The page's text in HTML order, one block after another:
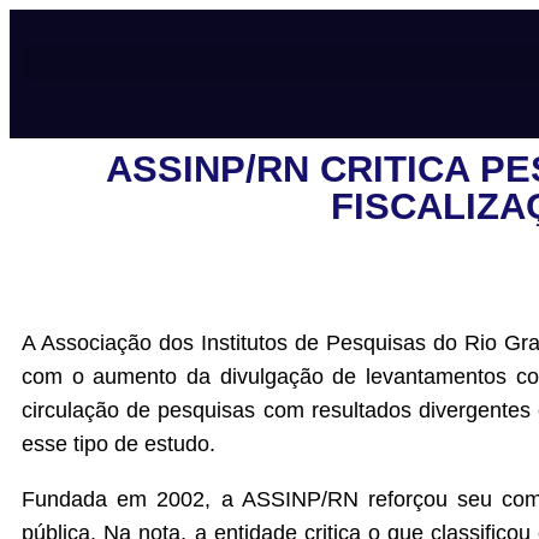
ASSINP/RN CRITICA
A Associação dos Institutos de Pesquisas do Rio
com o aumento da divulgação de levantamentos
circulação de pesquisas com resultados
esse tipo de estudo.
Fundada em 2002, a ASSINP/RN reforçou seu
pública. Na nota, a entidade critica o que